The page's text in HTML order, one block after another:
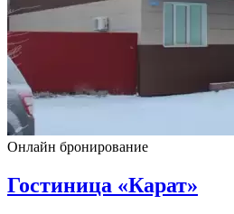
Онлайн бронирование
Гостиница «Карат»